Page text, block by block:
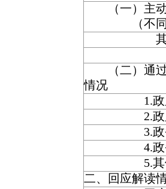
（一）主动
（不同渠道
其中：主
（二）通过
情况
1.政府公
2.政府网
3.政务微
4.政务微
5.其他方
二、回应解读